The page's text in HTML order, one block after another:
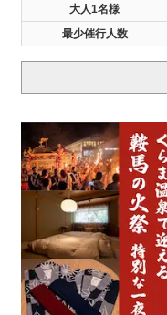
大人1名様
最少催行人数